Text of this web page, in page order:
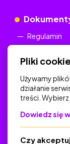
Regulamin
Na skróty
Polityka
Regulamin
Pliki
Używamy
działanie
treści.
Dowiedz się
Czy